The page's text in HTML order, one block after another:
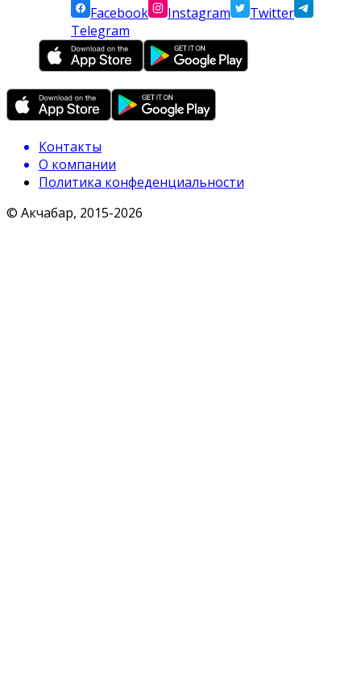
Facebook
Instagram
Twitter
Telegram
Контакты
О компании
Политика конфеденциальности
© Акчабар, 2015-2026